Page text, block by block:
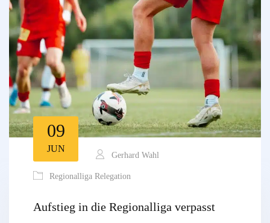
09
JUN
Gerhard Wahl
Regionalliga Relegation
Aufstieg in die Regionalliga verpasst